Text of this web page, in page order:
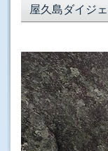
屋久島ダイジ